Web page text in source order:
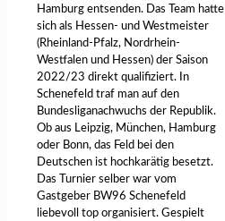
Hamburg entsenden. Das Team hatte
sich als Hessen- und Westmeister
(Rheinland-Pfalz, Nordrhein-
Westfalen und Hessen) der Saison
2022/23 direkt qualifiziert. In
Schenefeld traf man auf den
Bundesliganachwuchs der Republik.
Ob aus Leipzig, München, Hamburg
oder Bonn, das Feld bei den
Deutschen ist hochkarätig besetzt.
Das Turnier selber war vom
Gastgeber BW96 Schenefeld
liebevoll top organisiert. Gespielt